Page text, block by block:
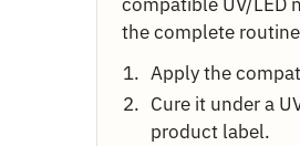
the complete
Apply the
Cure it under a
product label.